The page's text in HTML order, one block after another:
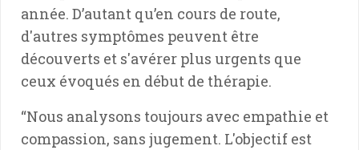
année. D’autant qu’en cours de route,
d'autres symptômes peuvent être
découverts et s'avérer plus urgents que
ceux évoqués en début de thérapie.
“Nous analysons toujours avec empathie et
compassion, sans jugement. L'objectif est